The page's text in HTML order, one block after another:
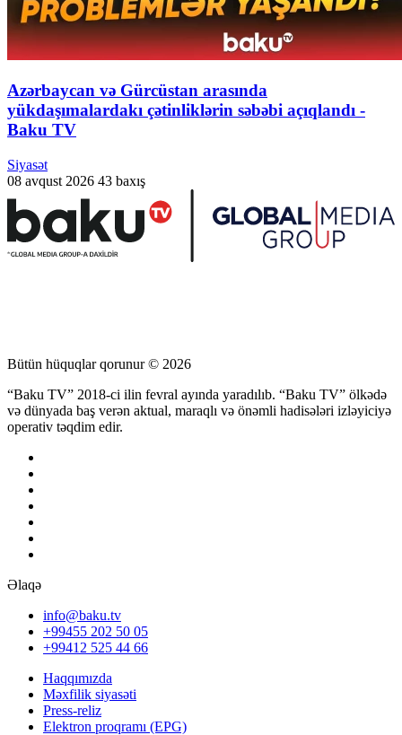
Azərbaycan və Gürcüstan arasında
yükdaşımalardakı çətinliklərin səbəbi açıqlandı -
Baku TV
Siyasət
08 avqust 2026 43 baxış
Bütün hüquqlar qorunur © 2026
“Baku TV” 2018-ci ilin fevral ayında yaradılıb. “Baku TV” ölkədə
və dünyada baş verən aktual, maraqlı və önəmli hadisələri izləyiciyə
operativ təqdim edir.
Əlaqə
info@baku.tv
+99455 202 50 05
+99412 525 44 66
Haqqımızda
Məxfilik siyasəti
Press-reliz
Elektron proqramı (EPG)